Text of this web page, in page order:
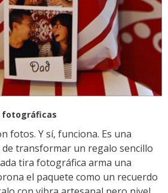
fotográficas
fotos. Y sí, funciona. Es una
transformar un regalo sencillo
tira fotográfica arma una
el paquete como un recuerdo